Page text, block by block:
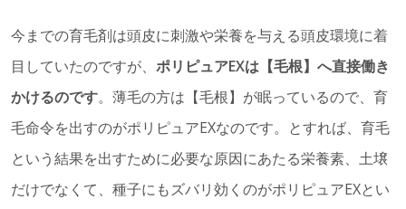
今までの育毛剤は頭皮に刺激や栄養を与える頭皮環境に着
目していたのですが、 ポリピュアEXは【毛根】へ直接働き
かけるのです。薄毛の方は【毛根】が眠っているので、育
毛命令を出すのがポリピュアEXなのです。とすれば、育毛
という結果を出すために必要な原因にあたる栄養素、土壌
だけでなくて、種子にもズバリ効くのがポリピュアEXとい